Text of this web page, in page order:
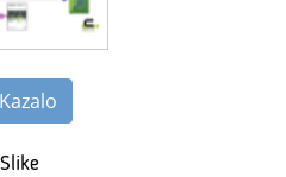
Kazalo
Slike